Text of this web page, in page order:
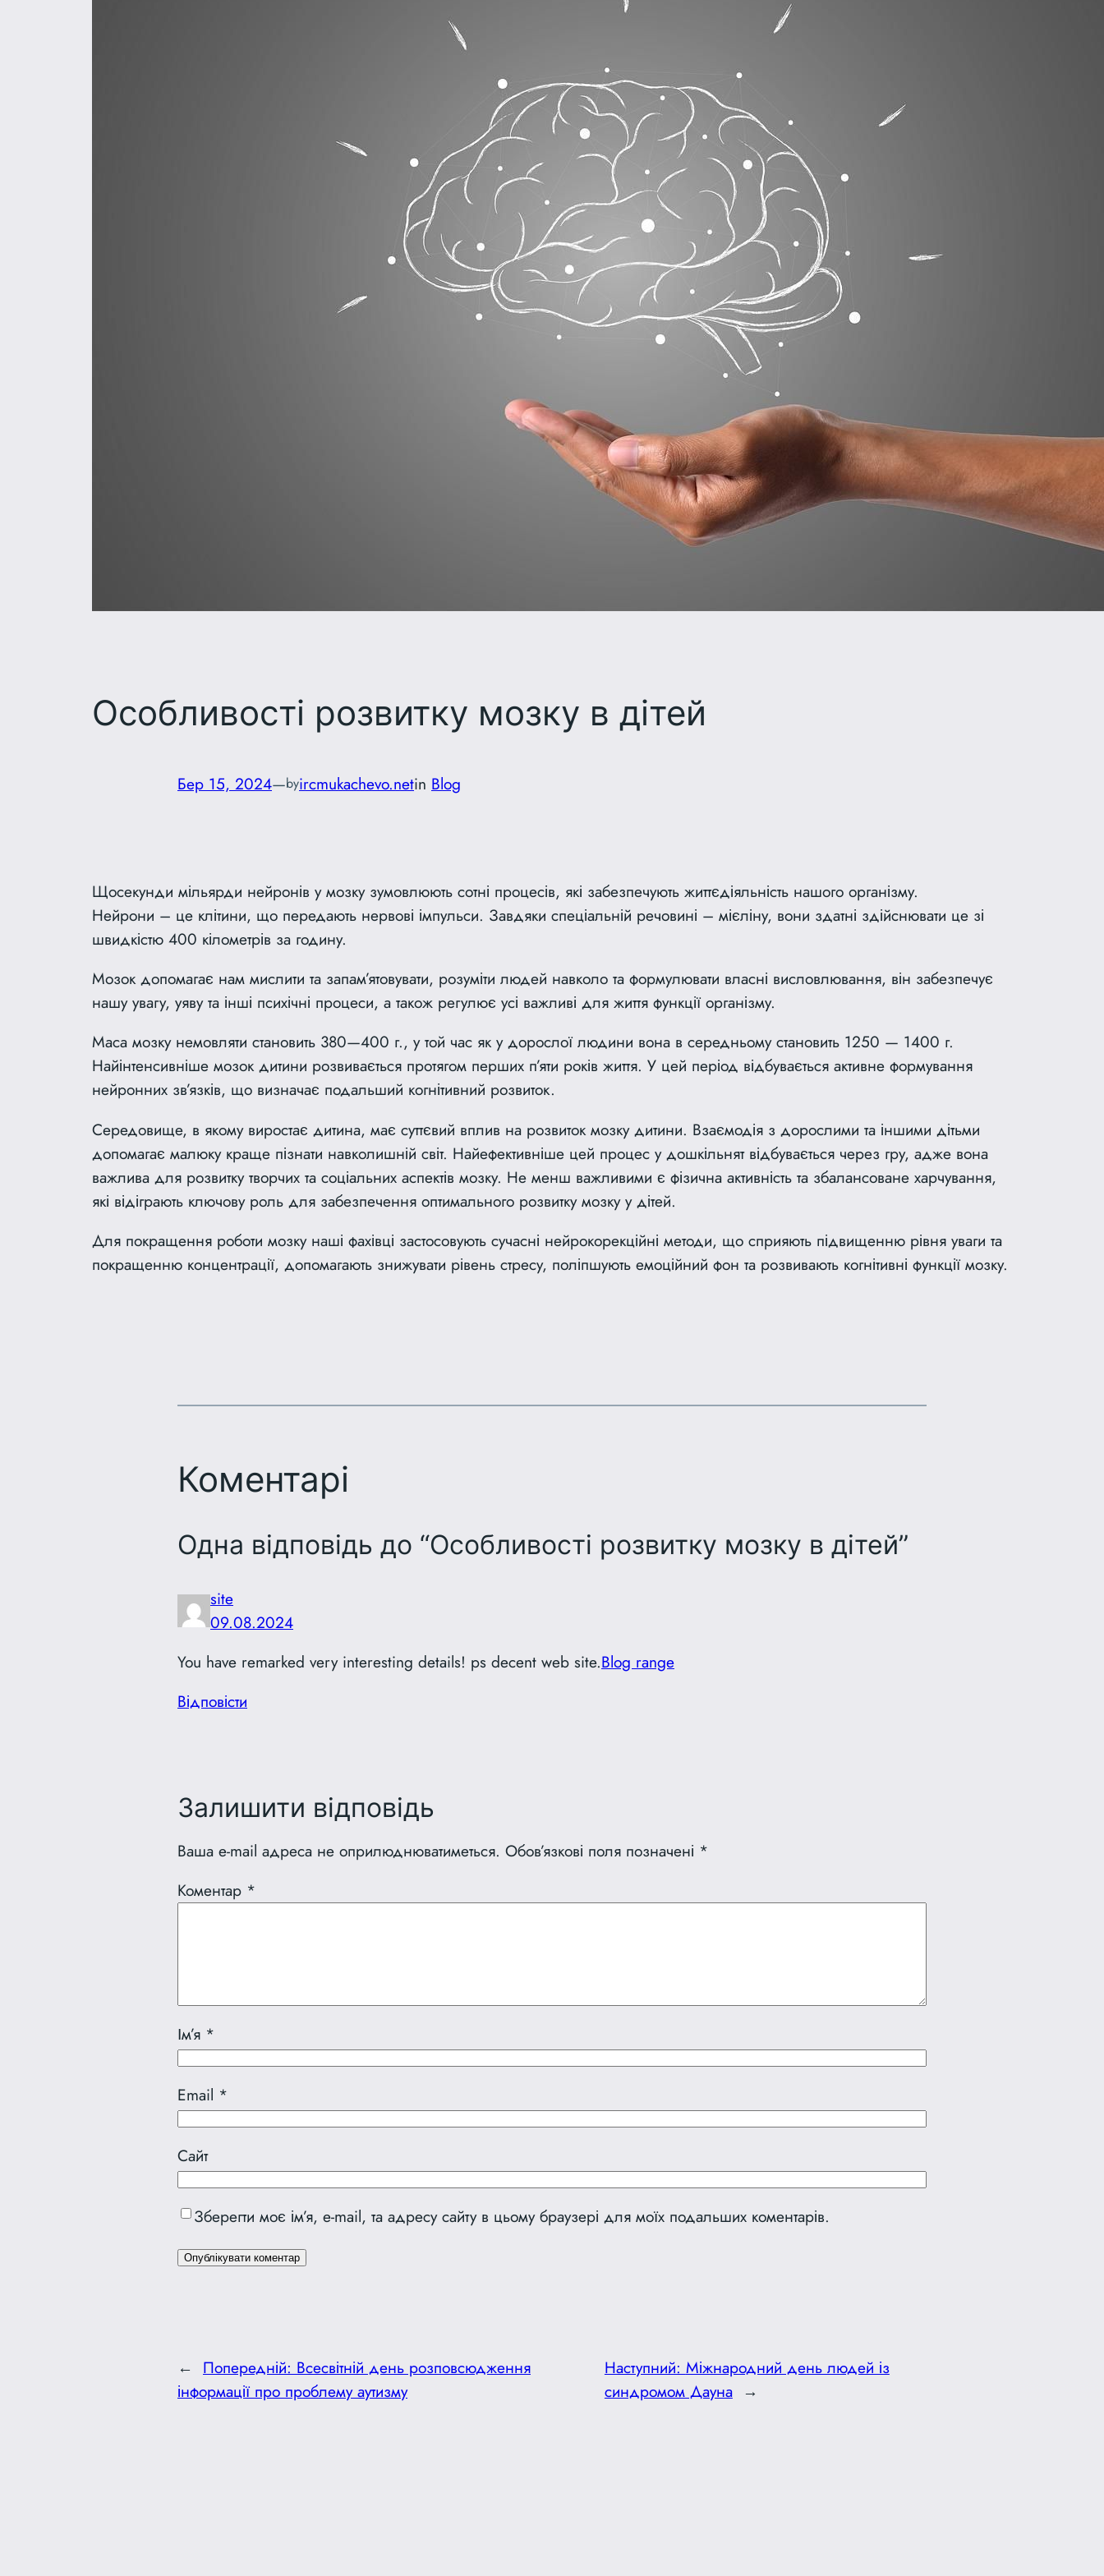
Особливості розвитку мозку в дітей
Бер 15, 2024—byircmukachevo.netin Blog
Щосекунди мільярди нейронів у мозку зумовлюють сотні процесів, які забезпечують життєдіяльність нашого організму.
Нейрони – це клітини, що передають нервові імпульси. Завдяки спеціальній речовині – мієліну, вони здатні здійснювати це зі
швидкістю 400 кілометрів за годину.
Мозок допомагає нам мислити та запам’ятовувати, розуміти людей навколо та формулювати власні висловлювання, він забезпечує
нашу увагу, уяву та інші психічні процеси, а також регулює усі важливі для життя функції організму.
Маса мозку немовляти становить 380—400 г., у той час як у дорослої людини вона в середньому становить 1250 — 1400 г.
Найінтенсивніше мозок дитини розвивається протягом перших п’яти років життя. У цей період відбувається активне формування
нейронних зв’язків, що визначає подальший когнітивний розвиток.
Середовище, в якому виростає дитина, має суттєвий вплив на розвиток мозку дитини. Взаємодія з дорослими та іншими дітьми
допомагає малюку краще пізнати навколишній світ. Найефективніше цей процес у дошкільнят відбувається через гру, адже вона
важлива для розвитку творчих та соціальних аспектів мозку. Не менш важливими є фізична активність та збалансоване харчування,
які відіграють ключову роль для забезпечення оптимального розвитку мозку у дітей.
Для покращення роботи мозку наші фахівці застосовують сучасні нейрокорекційні методи, що сприяють підвищенню рівня уваги та
покращенню концентрації, допомагають знижувати рівень стресу, поліпшують емоційний фон та розвивають когнітивні функції мозку.
Коментарі
Одна відповідь до “Особливості розвитку мозку в дітей”
site
09.08.2024
You have remarked very interesting details! ps decent web site.Blog range
Відповіcти
Залишити відповідь
Ваша e-mail адреса не оприлюднюватиметься. Обов’язкові поля позначені *
Коментар *
Ім’я *
Email *
Сайт
Зберегти моє ім’я, e-mail, та адресу сайту в цьому браузері для моїх подальших коментарів.
← Попередній: Всесвітній день розповсюдження
інформації про проблему аутизму
Наступний: Міжнародний день людей із
синдромом Дауна →